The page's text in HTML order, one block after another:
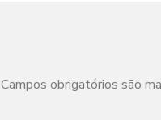
Campos obrigatórios são